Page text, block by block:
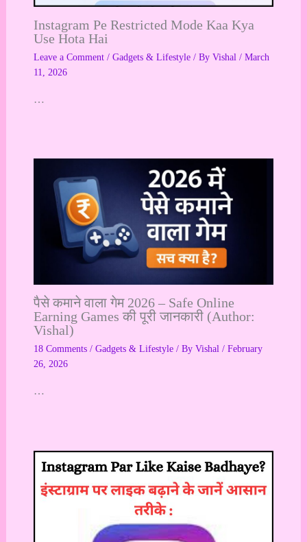
Instagram Pe Restricted Mode Kaa Kya
Use Hota Hai
Leave a Comment / Gadgets & Lifestyle/ By Vishal / March
11, 2026
…
पैसे कमाने वाला गेम 2026 – Safe Online
Earning Games की पूरी जानकारी (Author:
Vishal)
18 Comments / Gadgets & Lifestyle/ By Vishal / February
26, 2026
…